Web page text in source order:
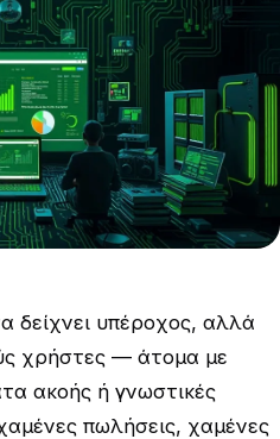
δείχνει υπέροχος, αλλά
χρήστες — άτομα με
ακοής ή γνωστικές
πωλήσεις, χαμένες